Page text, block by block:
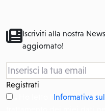
Iscriviti alla nostra
aggiornato!
Registrati
Informativa